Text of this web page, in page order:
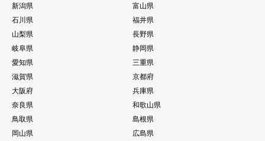
新潟県
富山県
石川県
福井県
山梨県
長野県
岐阜県
静岡県
愛知県
三重県
滋賀県
京都府
大阪府
兵庫県
奈良県
和歌山県
鳥取県
島根県
岡山県
広島県